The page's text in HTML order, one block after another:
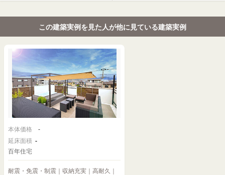
この建築実例を見た人が他に見ている建築実例
本体価格
-
延床面積 -
百年住宅
耐震・免震・制震｜収納充実｜高耐久｜